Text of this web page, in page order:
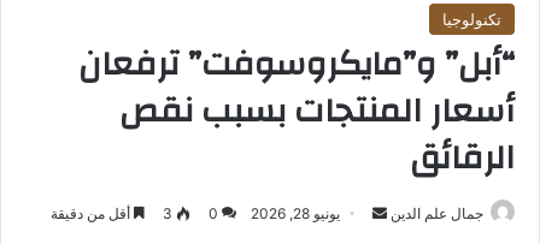
تكنولوجيا
“أبل” و”مايكروسوفت” ترفعان
أسعار المنتجات بسبب نقص
الرقائق
جمال علم الدين
أرسل يونيو 28, 2026 0
3 أقل من دقيقة